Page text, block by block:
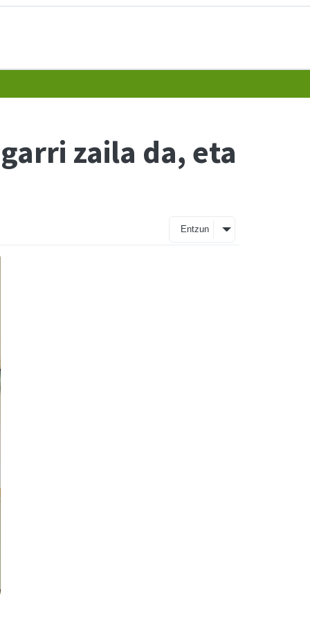
zaila da, eta
Entzun